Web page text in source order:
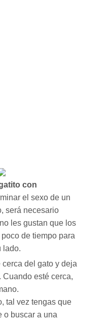
con
el sexo de un
será necesario
les gustan que los
de tiempo para
lado.
cerca del gato y deja
Cuando esté cerca,
tal vez tengas que
o buscar a una